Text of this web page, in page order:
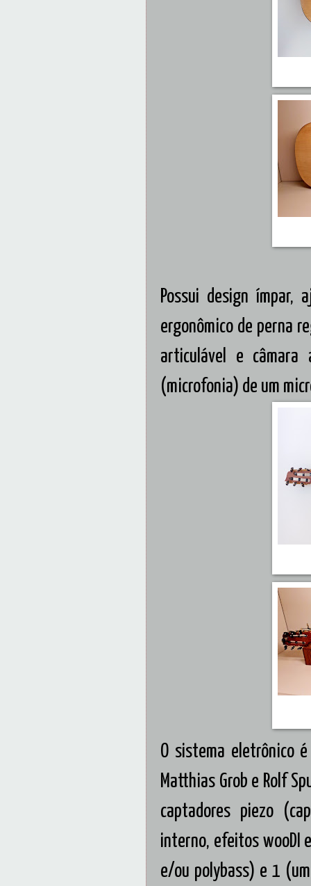
Possui design ímpar,
ergonômico de perna
articulável e câmara
(microfonia) de um
O sistema eletrônico
Matthias Grob e Rolf
captadores piezo
interno, efeitos wooDI
e/ou polybass) e 1